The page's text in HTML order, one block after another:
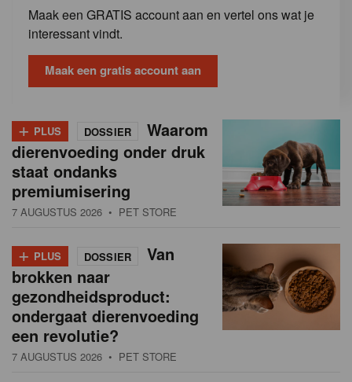
Maak een GRATIS account aan en vertel ons wat je
interessant vindt.
Maak een gratis account aan
+ PLUS DOSSIER
Waarom
dierenvoeding onder druk
staat ondanks
premiumisering
7 AUGUSTUS 2026 • PET STORE
+ PLUS DOSSIER
Van
brokken naar
gezondheidsproduct:
ondergaat dierenvoeding
een revolutie?
7 AUGUSTUS 2026 • PET STORE